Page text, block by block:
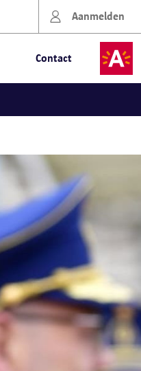
Aanmelden
Contact